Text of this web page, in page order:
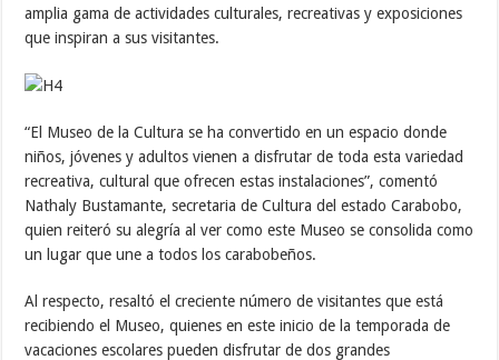
amplia gama de actividades culturales, recreativas y exposiciones
que inspiran a sus visitantes.
“El Museo de la Cultura se ha convertido en un espacio donde
niños, jóvenes y adultos vienen a disfrutar de toda esta variedad
recreativa, cultural que ofrecen estas instalaciones”, comentó
Nathaly Bustamante, secretaria de Cultura del estado Carabobo,
quien reiteró su alegría al ver como este Museo se consolida como
un lugar que une a todos los carabobeños.
Al respecto, resaltó el creciente número de visitantes que está
recibiendo el Museo, quienes en este inicio de la temporada de
vacaciones escolares pueden disfrutar de dos grandes